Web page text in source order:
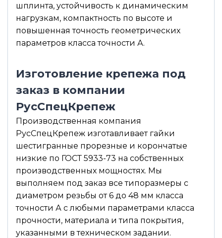
шплинта, устойчивость к динамическим
нагрузкам, компактность по высоте и
повышенная точность геометрических
параметров класса точности А.
Изготовление крепежа под
заказ в компании
РусСпецКрепеж
Производственная компания
РусСпецКрепеж изготавливает гайки
шестигранные прорезные и корончатые
низкие по ГОСТ 5933-73 на собственных
производственных мощностях. Мы
выполняем под заказ все типоразмеры с
диаметром резьбы от 6 до 48 мм класса
точности А с любыми параметрами класса
прочности, материала и типа покрытия,
указанными в техническом задании.